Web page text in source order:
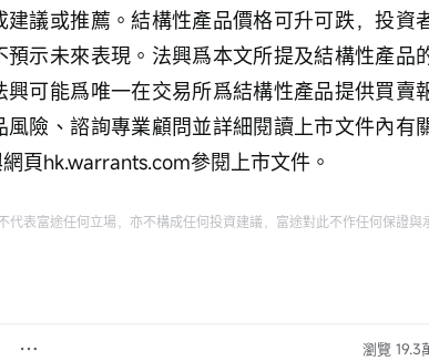
議或推薦。結構性產品價格可升可跌，投資
示未來表現。法興爲本文所提及結構性產品
可能爲唯一在交易所爲結構性產品提供買賣
險、諮詢專業顧問並詳細閱讀上市文件內有
頁hk.warrants.com參閱上市文件。
代表富途任何立場，亦不構成任何投資建議，富途對此不作任何保證與
瀏覽 19.3